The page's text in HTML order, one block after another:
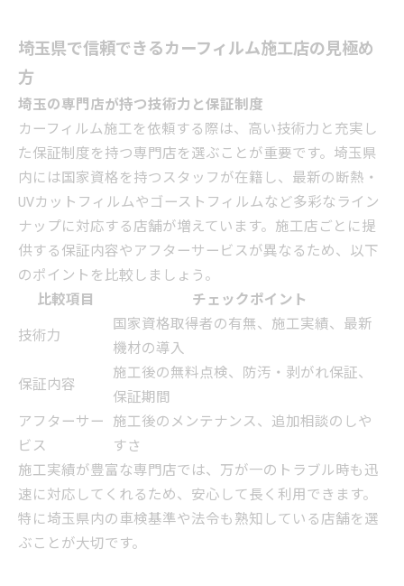
埼玉県で信頼できるカーフィルム施工店の見極め
方
埼玉の専門店が持つ技術力と保証制度
カーフィルム施工を依頼する際は、高い技術力と充実し
た保証制度を持つ専門店を選ぶことが重要です。埼玉県
内には国家資格を持つスタッフが在籍し、最新の断熱・
UVカットフィルムやゴーストフィルムなど多彩なライン
ナップに対応する店舗が増えています。施工店ごとに提
供する保証内容やアフターサービスが異なるため、以下
のポイントを比較しましょう。
比較項目
チェックポイント
技術力
国家資格取得者の有無、施工実績、最新
機材の導入
保証内容
施工後の無料点検、防汚・剥がれ保証、
保証期間
アフターサー
ビス
施工後のメンテナンス、追加相談のしや
すさ
施工実績が豊富な専門店では、万が一のトラブル時も迅
速に対応してくれるため、安心して長く利用できます。
特に埼玉県内の車検基準や法令も熟知している店舗を選
ぶことが大切です。